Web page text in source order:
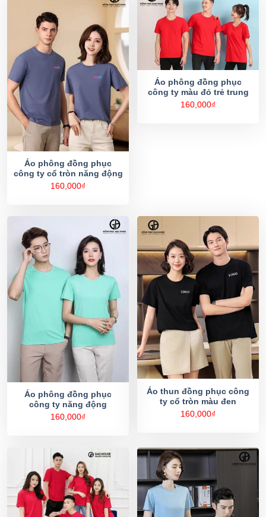
Áo phông đồng phục
công ty cổ tròn năng động
160,000₫
Áo phông đồng phục
công ty màu đỏ trẻ trung
160,000₫
Áo phông đồng phục
công ty năng động
160,000₫
Áo thun đồng phục công
ty cổ tròn màu đen
160,000₫